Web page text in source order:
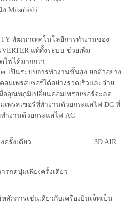
Mitsubishi
พัฒนาเทคโนโลยีการทำงานของ
แท้ทั้งระบบ ช่วยเพิ่ม
ไฟได้มากกว่า
เป็นระบบการทำงานขั้นสูง ยกตัวอย่าง
มเพรสเซอร์ได้อย่างรวดเร็วและจ่าย
ออุณหภูมิเปลี่ยนคอมเพรสเซอร์จะลด
เพรสเซอร์ที่ทำงานด้วยกระแสไฟ DC ที่
ำงานด้วยกระแสไฟ AC
Auto เพียงครั้งเดียว 3D AIR
รกดปุ่มเพียงครั้งเดียว
ลักการเช่นเดียวกับเครื่องบินเจ็ทเป็น